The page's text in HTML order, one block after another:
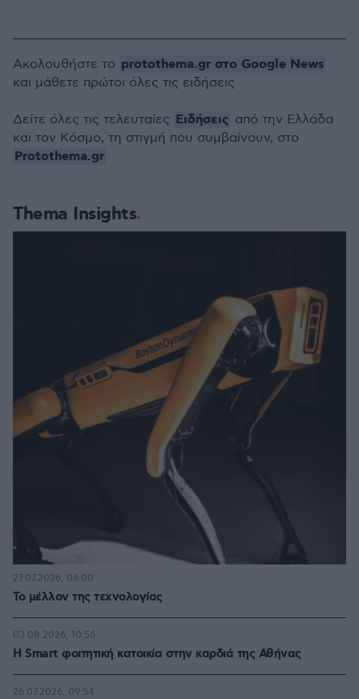
Thema Insights
Το μέλλον της τεχνολογίας
27.07.2026, 06:00
Η Smart φοιτητική κατοικία στην καρδιά της Αθήνας
03.08.2026, 10:56
26.07.2026, 09:54
Ακολουθήστε το protothema.gr στο Google News
και μάθετε πρώτοι όλες τις ειδήσεις
Δείτε όλες τις τελευταίες Ειδήσεις από την Ελλάδα
και τον Κόσμο, τη στιγμή που συμβαίνουν, στο
Protothema.gr